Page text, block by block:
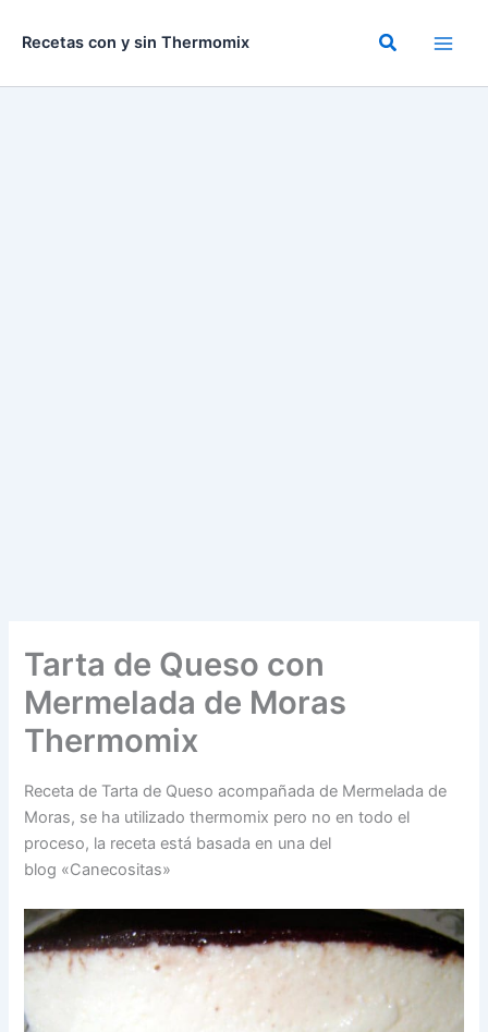
Recetas con y sin Thermomix Buscar
Tarta de Queso con
Mermelada de Moras
Thermomix
Receta de Tarta de Queso acompañada de Mermelada de
Moras, se ha utilizado thermomix pero no en todo el
proceso, la receta está basada en una del
blog «Canecositas»